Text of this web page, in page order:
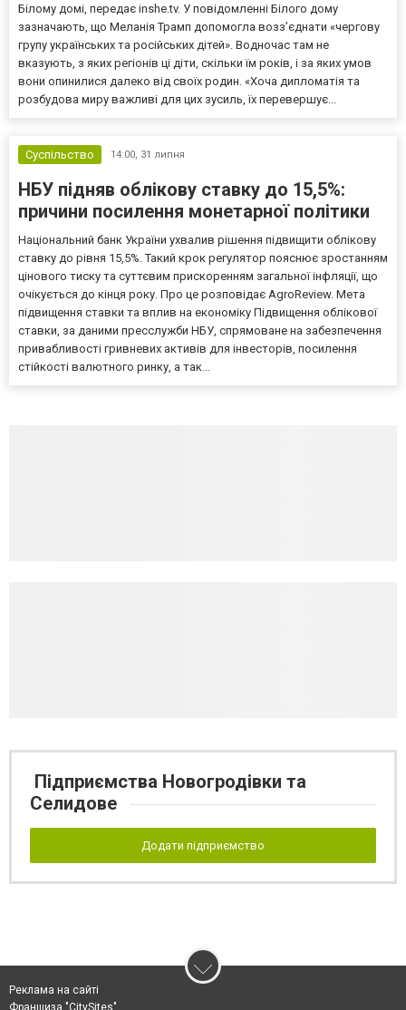
Білому домі, передає inshe.tv. У повідомленні Білого дому
зазначають, що Меланія Трамп допомогла возз’єднати «чергову
групу українських та російських дітей». Водночас там не
вказують, з яких регіонів ці діти, скільки їм років, і за яких умов
вони опинилися далеко від своїх родин. «Хоча дипломатія та
розбудова миру важливі для цих зусиль, їх перевершує...
Суспільство 14:00, 31 липня
НБУ підняв облікову ставку до 15,5%:
причини посилення монетарної політики
Національний банк України ухвалив рішення підвищити облікову
ставку до рівня 15,5%. Такий крок регулятор пояснює зростанням
цінового тиску та суттєвим прискоренням загальної інфляції, що
очікується до кінця року. Про це розповідає AgroReview. Мета
підвищення ставки та вплив на економіку Підвищення облікової
ставки, за даними пресслужби НБУ, спрямоване на забезпечення
привабливості гривневих активів для інвесторів, посилення
стійкості валютного ринку, а так...
Підприємства Новогродівки та
Селидове
Додати підприємство
Реклама на сайті
Франшиза "CitySites"